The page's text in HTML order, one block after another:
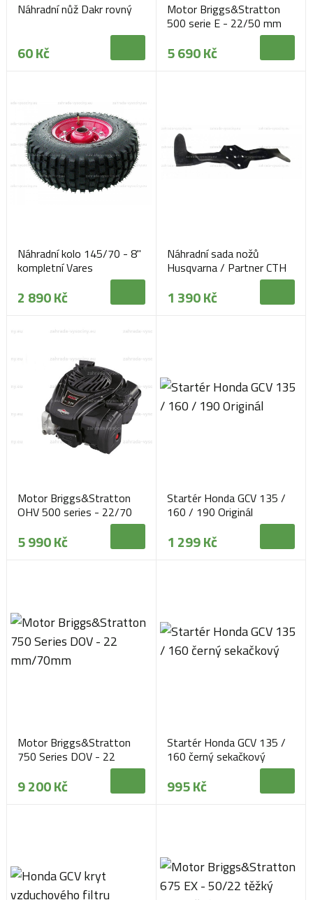
Náhradní nůž Dakr rovný
60 Kč
Motor Briggs&Stratton
500 serie E - 22/50 mm
5 690 Kč
Náhradní kolo 145/70 - 8"
kompletní Vares
2 890 Kč
Náhradní sada nožů
Husqvarna / Partner CTH
1 390 Kč
Motor Briggs&Stratton
OHV 500 series - 22/70
5 990 Kč
Startér Honda GCV 135 /
160 / 190 Originál
1 299 Kč
Motor Briggs&Stratton
750 Series DOV - 22
9 200 Kč
Startér Honda GCV 135 /
160 černý sekačkový
995 Kč